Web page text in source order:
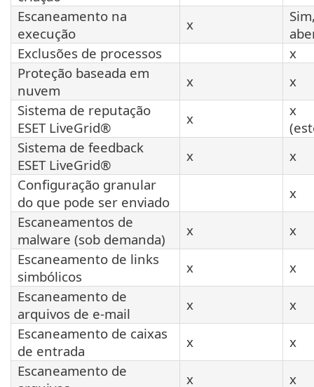
Escaneamento na
execução
x
Exclusões de processos
x
Proteção baseada em
nuvem
x
x
Sistema de reputação
ESET LiveGrid®
x
x
Sistema de feedback
ESET LiveGrid®
x
x
Configuração granular
do que pode ser enviado
x
Escaneamentos de
malware (sob demanda)
x
x
Escaneamento de links
simbólicos
x
x
Escaneamento de
arquivos de e-mail
x
x
Escaneamento de caixas
de entrada
x
x
Escaneamento de
x
x